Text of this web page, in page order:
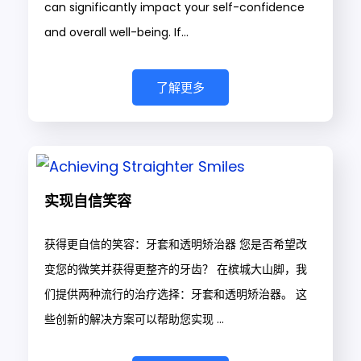
can significantly impact your self-confidence
and overall well-being. If…
了解更多
实现自信笑容
获得更自信的笑容：牙套和透明矫治器 您是否希望改
变您的微笑并获得更整齐的牙齿？ 在槟城大山脚，我
们提供两种流行的治疗选择：牙套和透明矫治器。 这
些创新的解决方案可以帮助您实现 ...